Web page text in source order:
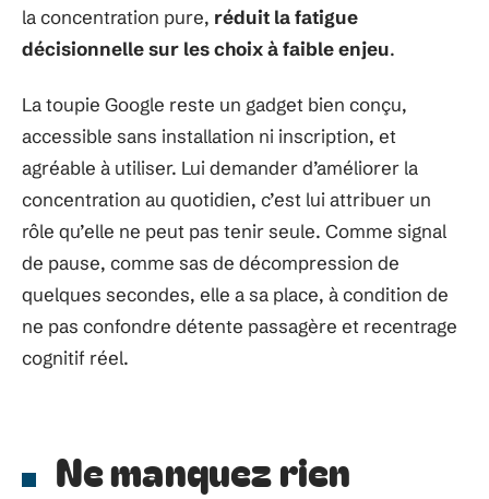
la concentration pure, réduit la fatigue
décisionnelle sur les choix à faible enjeu.
La toupie Google reste un gadget bien conçu,
accessible sans installation ni inscription, et
agréable à utiliser. Lui demander d’améliorer la
concentration au quotidien, c’est lui attribuer un
rôle qu’elle ne peut pas tenir seule. Comme signal
de pause, comme sas de décompression de
quelques secondes, elle a sa place, à condition de
ne pas confondre détente passagère et recentrage
cognitif réel.
Ne manquez rien